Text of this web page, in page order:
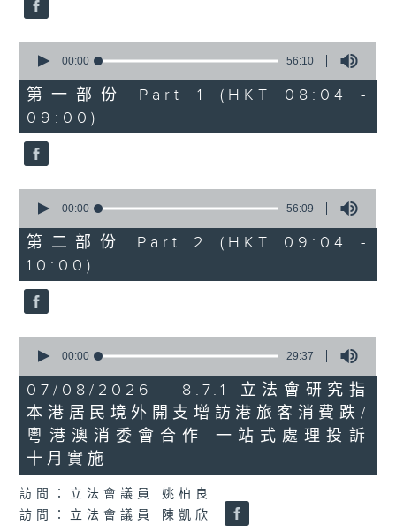
seconds
seconds
56
minutes,
10
seconds
00:00 56:10
第一部份 Part 1 (HKT 08:04 -
09:00)
seconds
56
minutes,
9
seconds
00:00 56:09
第二部份 Part 2 (HKT 09:04 -
10:00)
seconds
29
minutes,
37
seconds
00:00 29:37
07/08/2026 - 8.7.1 立法會研究指
本港居民境外開支增訪港旅客消費跌/
粵港澳消委會合作 一站式處理投訴
十月實施
訪問：立法會議員 姚柏良
訪問：立法會議員 陳凱欣